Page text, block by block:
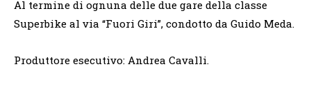
Al termine di ognuna delle due gare della classe
Superbike al via “Fuori Giri”, condotto da Guido Meda.
Produttore esecutivo: Andrea Cavalli.